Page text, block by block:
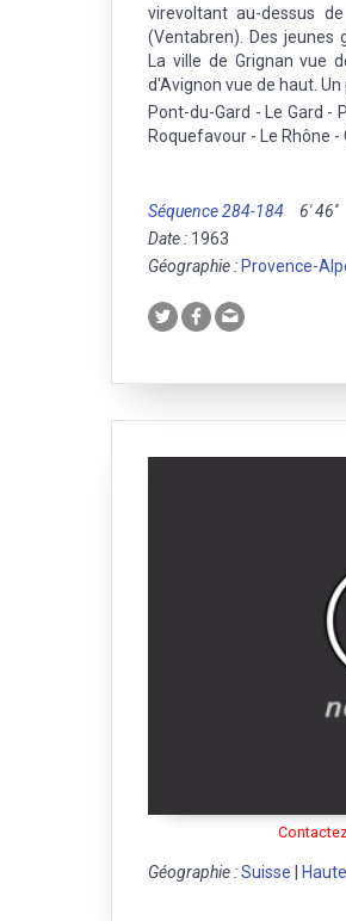
virevoltant au-dessus
(Ventabren). Des jeunes
La ville de Grignan vue
d'Avignon vue de haut.
Pont-du-Gard - Le Gard -
Roquefavour - Le Rhône
Séquence 284-184 6' 46''
Date : 1963
Géographie : Provence-
Géographie :Suisse